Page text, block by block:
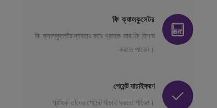
ফি ক্যালকুলেটর
ফি ক্যালকুলেটর ব্যবহার করে গ্রাহক তার ফি হিসাব
করতে পারেন।
পেমেন্ট যাচাইকরণ
গ্রাহক তাদের পেমেন্ট যাচাই করতে পারেন।